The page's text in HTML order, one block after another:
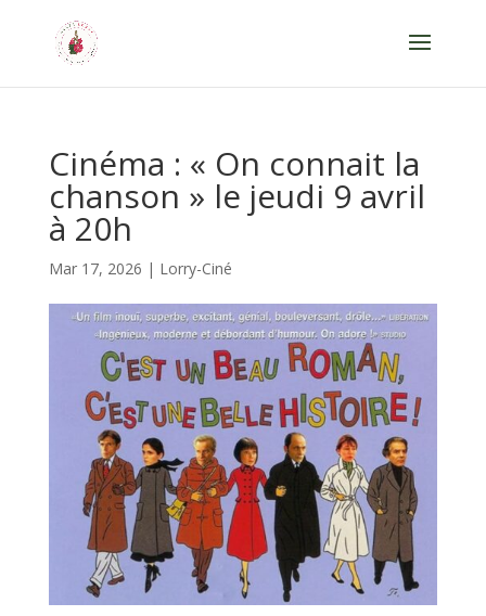
Cinéma : « On connait la
chanson » le jeudi 9 avril
à 20h
Mar 17, 2026 | Lorry-Ciné